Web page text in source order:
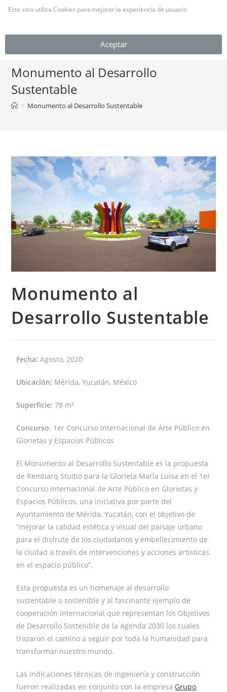
Monumento al Desarrollo
Sustentable
> Monumento al Desarrollo Sustentable
Monumento al
Desarrollo Sustentable
Fecha: Agosto, 2020
Ubicación: Mérida, Yucatán, México
Superficie: 78 m²
Concurso: 1er Concurso Internacional de Arte Público en
Glorietas y Espacios Públicos
El Monumento al Desarrollo Sustentable es la propuesta
de Rembarq Studio para la Glorieta María Luisa en el 1er
Concurso Internacional de Arte Público en Glorietas y
Espacios Públicos, una iniciativa por parte del
Ayuntamiento de Mérida, Yucatán, con el objetivo de
“mejorar la calidad estética y visual del paisaje urbano
para el disfrute de los ciudadanos y embellecimiento de
la ciudad a través de intervenciones y acciones artísticas
en el espacio público”.
Esta propuesta es un homenaje al desarrollo
sustentable o sostenible y al fascinante ejemplo de
cooperación internacional que representan los Objetivos
de Desarrollo Sostenible de la Agenda 2030 los cuales
trazaron el camino a seguir por toda la humanidad para
transformar nuestro mundo.
Las indicaciones técnicas de ingeniería y construcción
fueron realizadas en conjunto con la empresa Grupo
Este sitio utiliza Cookies para mejorar la experiencia de usuario
Aceptar